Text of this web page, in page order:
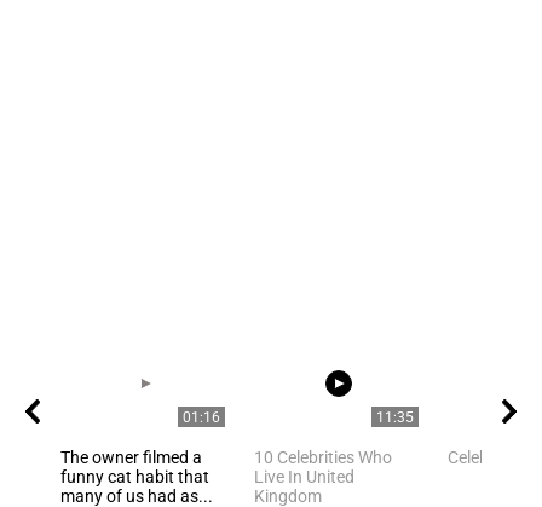
01:16
The owner filmed a
funny cat habit that
many of us had as...
11:35
10 Celebrities Who
Live In United
Kingdom
Celebrities